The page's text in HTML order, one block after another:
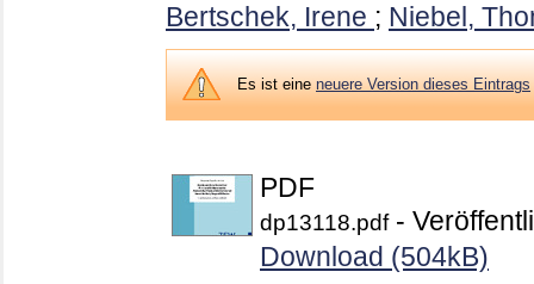
Bertschek, Irene ; Niebel,
Es ist eineneuere Version dieses Eintrags
PDF
dp13118.pdf-
Download (504kB)